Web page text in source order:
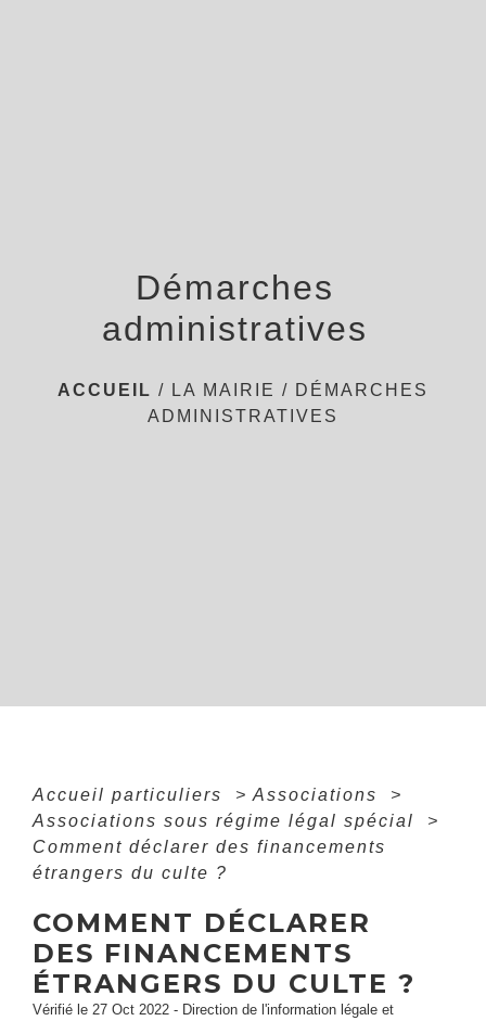
Démarches
administratives
ACCUEIL / LA MAIRIE / DÉMARCHES
ADMINISTRATIVES
Accueil particuliers > Associations
>
Associations sous régime légal spécial
>
Comment déclarer des financements
étrangers du culte ?
COMMENT DÉCLARER
DES FINANCEMENTS
ÉTRANGERS DU CULTE ?
Vérifié le 27 Oct 2022 - Direction de l'information légale et